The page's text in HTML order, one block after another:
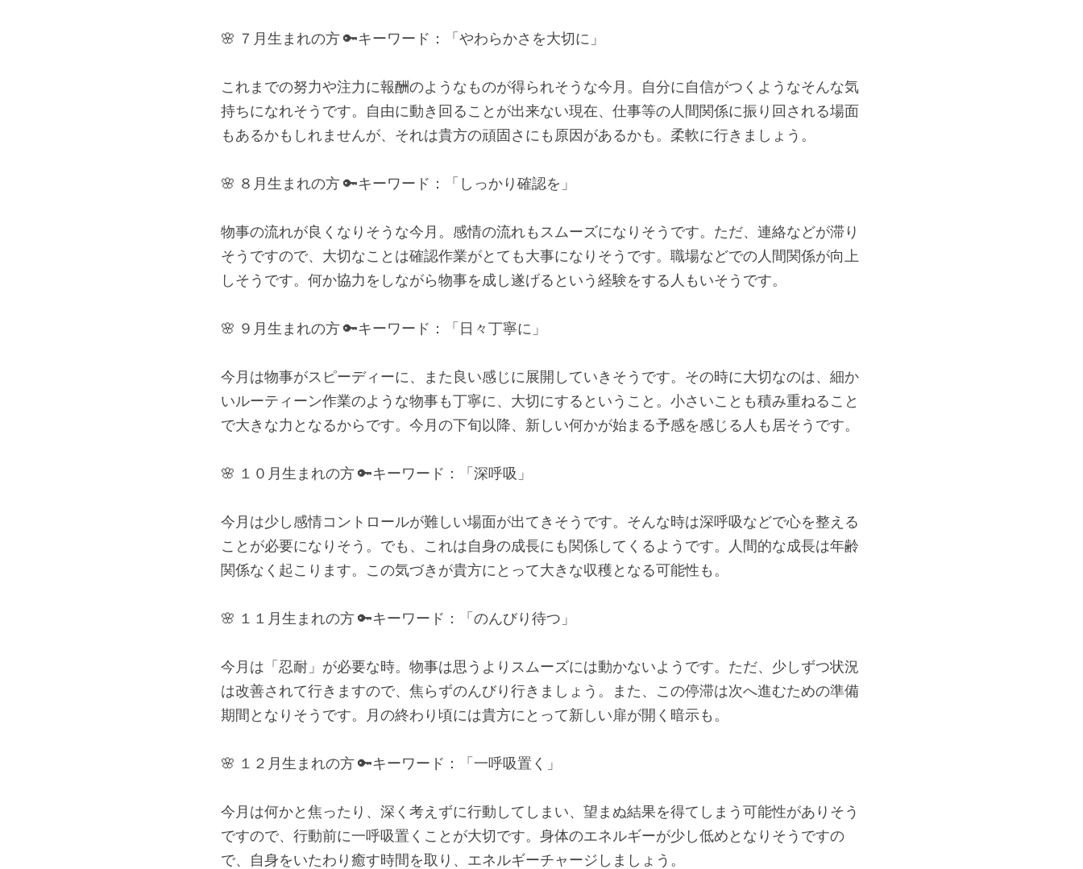
🌸 ７月生まれの方 🔑キーワード：「やわらかさを大切に」
これまでの努力や注力に報酬のようなものが得られそうな今月。自分に自信がつくようなそんな気
持ちになれそうです。自由に動き回ることが出来ない現在、仕事等の人間関係に振り回される場面
もあるかもしれませんが、それは貴方の頑固さにも原因があるかも。柔軟に行きましょう。
🌸 ８月生まれの方 🔑キーワード：「しっかり確認を」
物事の流れが良くなりそうな今月。感情の流れもスムーズになりそうです。ただ、連絡などが滞り
そうですので、大切なことは確認作業がとても大事になりそうです。職場などでの人間関係が向上
しそうです。何か協力をしながら物事を成し遂げるという経験をする人もいそうです。
🌸 ９月生まれの方 🔑キーワード：「日々丁寧に」
今月は物事がスピーディーに、また良い感じに展開していきそうです。その時に大切なのは、細か
いルーティーン作業のような物事も丁寧に、大切にするということ。小さいことも積み重ねること
で大きな力となるからです。今月の下旬以降、新しい何かが始まる予感を感じる人も居そうです。
🌸 １０月生まれの方 🔑キーワード：「深呼吸」
今月は少し感情コントロールが難しい場面が出てきそうです。そんな時は深呼吸などで心を整える
ことが必要になりそう。でも、これは自身の成長にも関係してくるようです。人間的な成長は年齢
関係なく起こります。この気づきが貴方にとって大きな収穫となる可能性も。
🌸 １１月生まれの方 🔑キーワード：「のんびり待つ」
今月は「忍耐」が必要な時。物事は思うよりスムーズには動かないようです。ただ、少しずつ状況
は改善されて行きますので、焦らずのんびり行きましょう。また、この停滞は次へ進むための準備
期間となりそうです。月の終わり頃には貴方にとって新しい扉が開く暗示も。
🌸 １２月生まれの方 🔑キーワード：「一呼吸置く」
今月は何かと焦ったり、深く考えずに行動してしまい、望まぬ結果を得てしまう可能性がありそう
ですので、行動前に一呼吸置くことが大切です。身体のエネルギーが少し低めとなりそうですの
で、自身をいたわり癒す時間を取り、エネルギーチャージしましょう。